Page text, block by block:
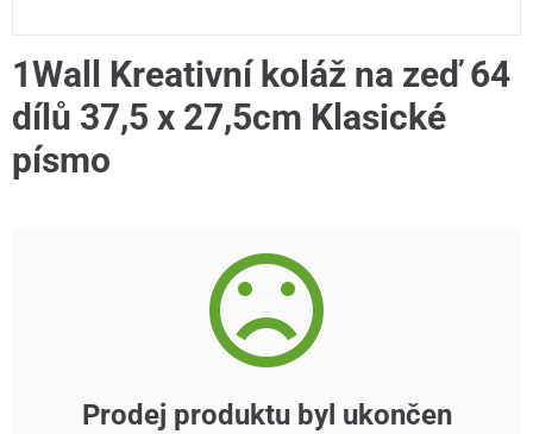
1Wall Kreativní koláž na zeď 64
dílů 37,5 x 27,5cm Klasické
písmo
Prodej produktu byl ukončen